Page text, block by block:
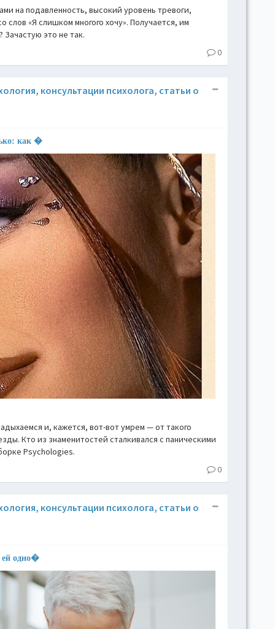
на подавленность, высокий уровень тревоги,
слов «Я слишком многого хочу». Получается, им
это не так.
0
консультации психолога, статьи о
как �
и, кажется, вот-вот умрем — от такого
Кто из знаменитостей сталкивался с паническими
Psychologies.
0
консультации психолога, статьи о
ей одно�